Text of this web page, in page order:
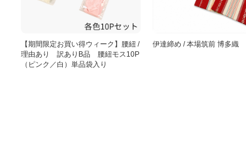
【期間限定お買い得ウィーク】腰紐 /
理由あり 訳ありB品 腰紐モス10P
（ピンク／白）単品袋入り
伊達締め / 本場筑前 博多織